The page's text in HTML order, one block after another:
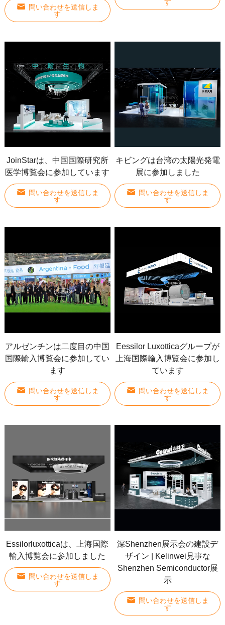
問い合わせを送信しま
す
す
JoinStarは、中国国際研究所
医学博覧会に参加しています
問い合わせを送信しま
す
キビングは台湾の太陽光発電
展に参加しました
問い合わせを送信しま
す
アルゼンチンは二度目の中国
国際輸入博覧会に参加してい
ます
問い合わせを送信しま
す
Eessilor Luxotticaグループが
上海国際輸入博覧会に参加し
ています
問い合わせを送信しま
す
Essilorluxotticaは、上海国際
輸入博覧会に参加しました
問い合わせを送信しま
す
深Shenzhen展示会の建設デ
ザイン | Kelinwei見事な
Shenzhen Semiconductor展
示
問い合わせを送信しま
す